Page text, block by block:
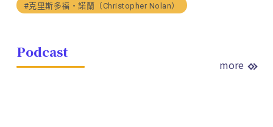
#克里斯多福・諾蘭（Christopher Nolan）
Podcast
more